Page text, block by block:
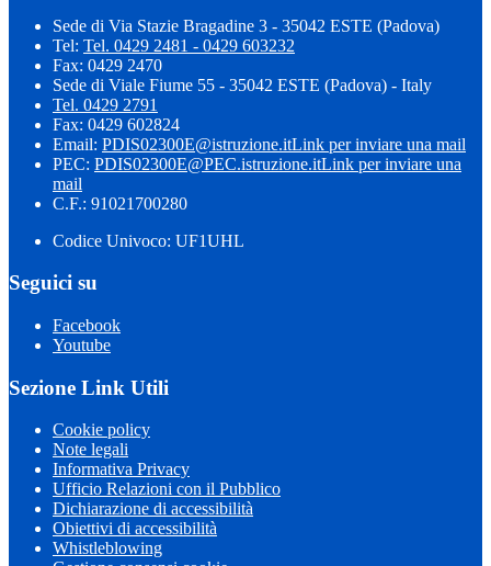
Sede di Via Stazie Bragadine 3 - 35042 ESTE (Padova)
Tel: Tel. 0429 2481 - 0429 603232
Fax: 0429 2470
Sede di Viale Fiume 55 - 35042 ESTE (Padova) - Italy
Tel. 0429 2791
Fax: 0429 602824
Email: PDIS02300E@istruzione.itLink per inviare una mail
PEC: PDIS02300E@PEC.istruzione.itLink per inviare una
mail
C.F.: 91021700280
Codice Univoco: UF1UHL
Seguici su
Facebook
Youtube
Sezione Link Utili
Cookie policy
Note legali
Informativa Privacy
Ufficio Relazioni con il Pubblico
Dichiarazione di accessibilità
Obiettivi di accessibilità
Whistleblowing